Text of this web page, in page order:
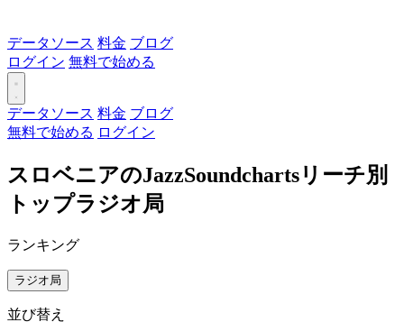
データソース 料金 ブログ
ログイン 無料で始める
データソース 料金 ブログ
無料で始める ログイン
スロベニアのJazzSoundchartsリーチ別
トップラジオ局
ランキング
ラジオ局
並び替え